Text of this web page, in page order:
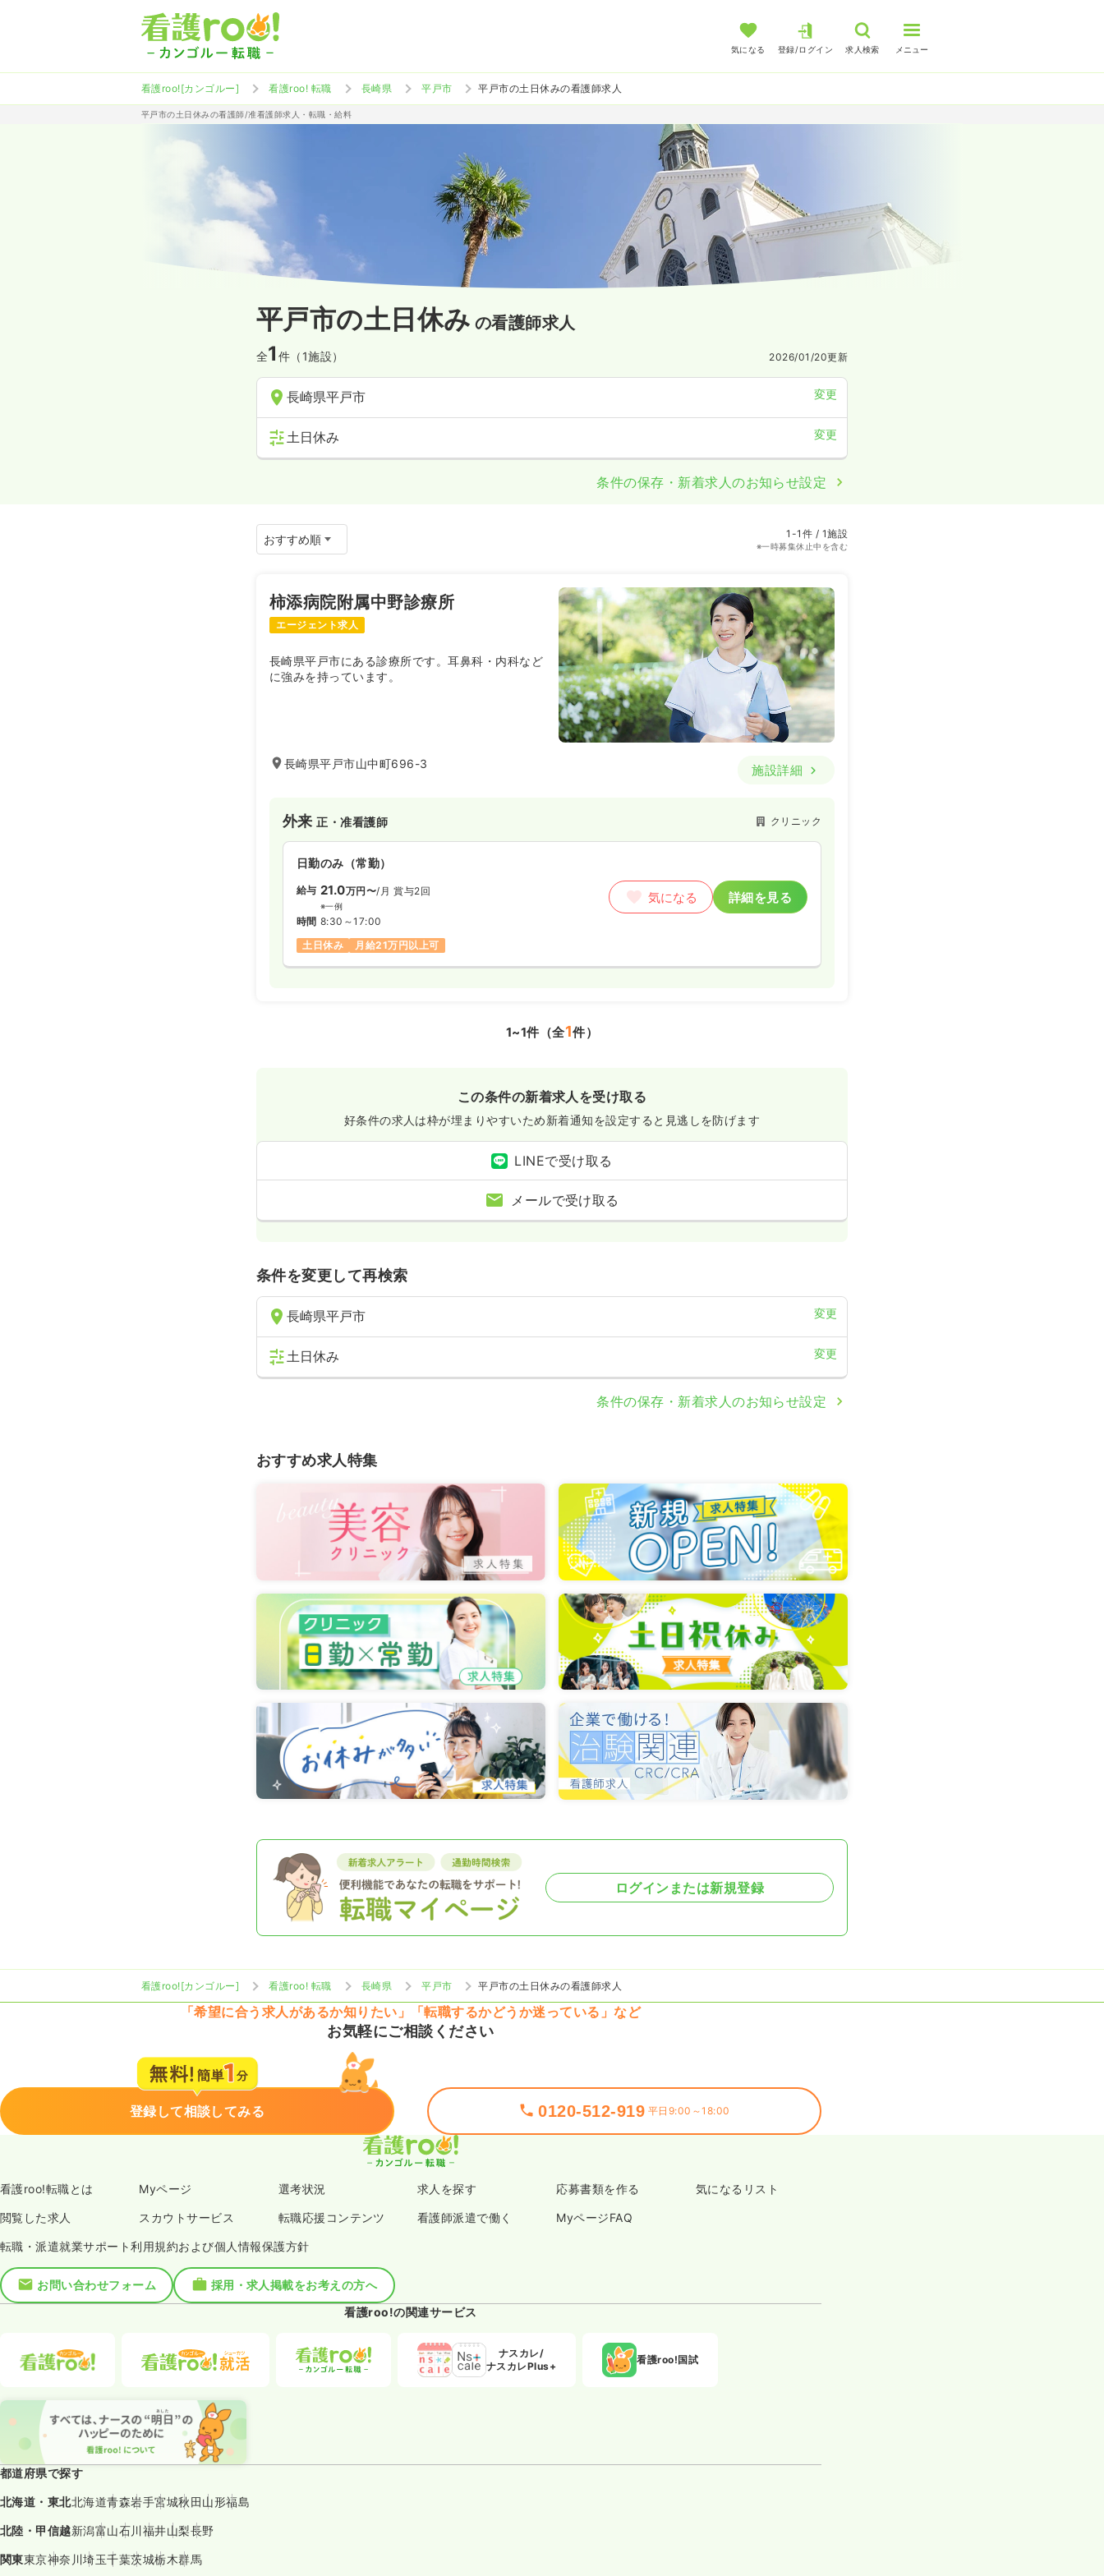
気になる 登録/ログイン 求人検索 メニュー
看護roo![カンゴルー] 看護roo! 転職 長崎県 平戸市 平戸市の土日休みの看護師求人
平戸市の土日休みの看護師/准看護師求人・転職・給料
平戸市の土日休み の看護師求人
全1 件（1施設） 2026/01/20更新
長崎県平戸市 変更
土日休み 変更
条件の保存・新着求人のお知らせ設定
1-1件 / 1施設
※一時募集休止中を含む
柿添病院附属中野診療所
エージェント求人
長崎県平戸市にある診療所です。耳鼻科・内科など
に強みを持っています。
長崎県平戸市山中町696-3 施設詳細
外来正・准看護師 クリニック
日勤のみ（常勤）
給与 21.0万円〜/月 賞与2回
※一例
時間 8:30～17:00
土日休み
月給21万円以上可
気になる 詳細を見る
1~1件（全1件）
この条件の新着求人を受け取る
好条件の求人は枠が埋まりやすいため新着通知を設定すると見逃しを防げます
LINEで受け取る
メールで受け取る
条件を変更して再検索
長崎県平戸市 変更
土日休み 変更
条件の保存・新着求人のお知らせ設定
おすすめ求人特集
ログインまたは新規登録
看護roo![カンゴルー] 看護roo! 転職 長崎県 平戸市 平戸市の土日休みの看護師求人
「希望に合う求人があるか知りたい」「転職するかどうか迷っている」など
お気軽にご相談ください
登録して相談してみる 0120-512-919 平日9:00～18:00
看護roo!転職とは Myページ 選考状況 求人を探す 応募書類を作る 気になるリスト
閲覧した求人 スカウトサービス 転職応援コンテンツ 看護師派遣で働く MyページFAQ
転職・派遣就業サポート利用規約および個人情報保護方針
お問い合わせフォーム
採用・求人掲載をお考えの方へ
看護roo!の関連サービス
ナスカレ/
ナスカレPlus+
看護roo!国試
都道府県で探す
北海道・東北北海道青森岩手宮城秋田山形福島
北陸・甲信越新潟富山石川福井山梨長野
関東東京神奈川埼玉千葉茨城栃木群馬